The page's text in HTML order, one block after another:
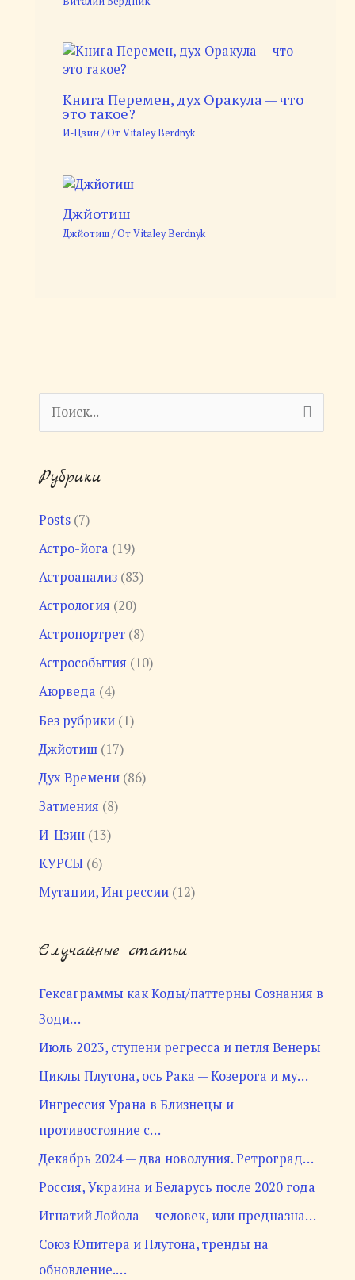
Книга Перемен, дух Оракула — что
это такое?
И-Цзин/ ОтVitaley Berdnyk
Джйотиш
Джйотиш/ ОтVitaley Berdnyk
и
к
Рубрики
Posts(7)
Астро-йога (19)
Астроанализ(83)
Астрология (20)
Астропортрет(8)
Астрособытия (10)
Аюрведа (4)
Без рубрики(1)
Джйотиш(17)
Дух Времени(86)
Затмения (8)
И-Цзин(13)
КУРСЫ(6)
Мутации, Ингрессии(12)
Случайные статьи
Гексаграммы как Коды/паттерны Сознания в
Зоди…
Июль 2023, ступени регресса и петля Венеры
Циклы Плутона, ось Рака — Козерога и му…
Ингрессия Урана в Близнецы и
противостояние с…
Декабрь 2024 — два новолуния. Ретроград…
Россия, Украина и Беларусь после 2020 года
Игнатий Лойола — человек, или предназна…
Союз Юпитера и Плутона, тренды на
обновление.…